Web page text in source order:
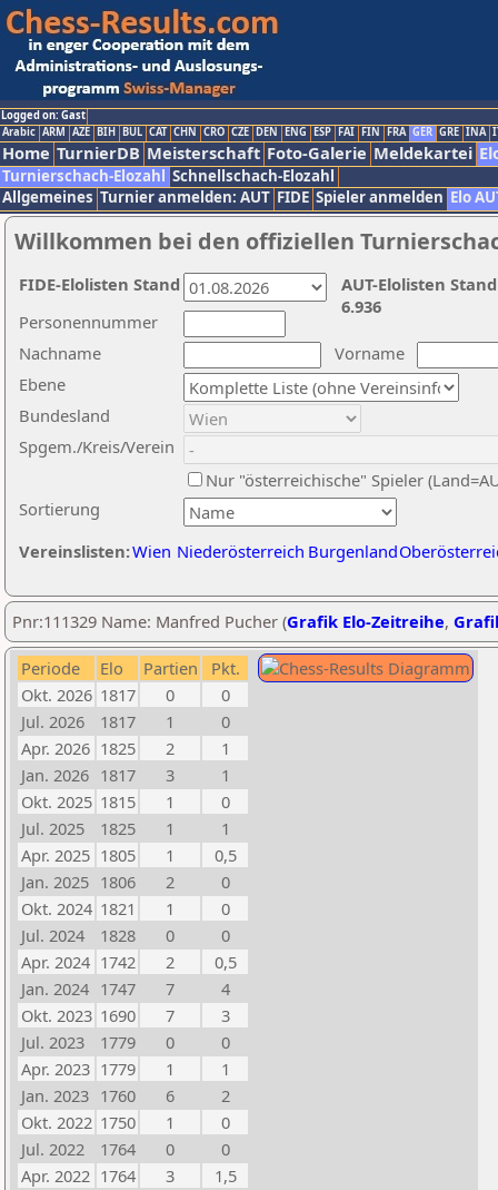
Logged on: Gast
Arabic ARM AZE BIH BUL CAT CHN CRO CZE DEN ENG ESP FAI FIN FRA GER GRE INA
Home TurnierDB Meisterschaft Foto-Galerie Meldekartei
Turnierschach-Elozahl Schnellschach-Elozahl
Allgemeines Turnier anmelden: AUT FIDE Spieler anmelden Elo
Willkommen bei den offiziellen
Nachname
Vorname
Ebene
Sortierung
Personennummer
Bundesland
Spgem./Kreis/Verein
Nur "österreichische" Spieler
Vereinslisten:Wien Niederösterreich Burgenland
AUT-Elolisten
6.936
FIDE-Elolisten Stand
Pnr:111329 Name: Manfred Pucher (Grafik Elo-Zeitreihe,
Periode Elo Partien
Pkt.
Okt. 2026 1817 0
0
Jul. 2026
1817 1
0
Apr. 2026 1825 2
1
Jan. 2026 1817 3
1
Okt. 2025 1815 1
0
Jul. 2025
1825 1
1
Apr. 2025 1805 1
0,5
Jan. 2025 1806 2
0
Okt. 2024 1821 1
0
Jul. 2024
1828 0
0
Apr. 2024 1742 2
0,5
Jan. 2024 1747 7
4
Okt. 2023 1690 7
3
Jul. 2023
1779 0
0
Apr. 2023 1779 1
1
Jan. 2023 1760 6
2
Okt. 2022 1750 1
0
Jul. 2022
1764 0
0
Apr. 2022 1764 3
1,5